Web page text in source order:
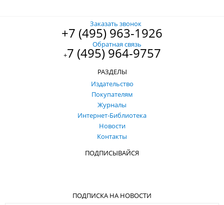
Заказать звонок
+7 (495) 963-1926
Обратная связь
+7 (495) 964-9757
РАЗДЕЛЫ
Издательство
Покупателям
Журналы
Интернет-Библиотека
Новости
Контакты
ПОДПИСЫВАЙСЯ
ПОДПИСКА НА НОВОСТИ